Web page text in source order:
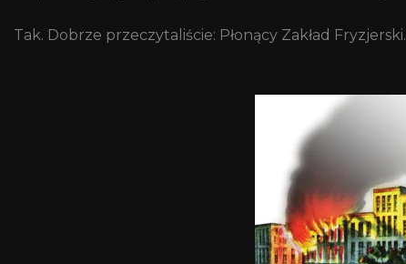
Tak. Dobrze przeczytaliście: Płonący Zakład Fryzjerski.